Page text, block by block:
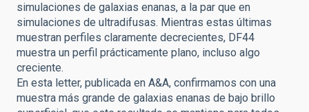
simulaciones de galaxias enanas, a la par que en
simulaciones de ultradifusas. Mientras estas últimas
muestran perfiles claramente decrecientes, DF44
muestra un perfil prácticamente plano, incluso algo
creciente.
En esta letter, publicada en A&A, confirmamos con una
muestra más grande de galaxias enanas de bajo brillo